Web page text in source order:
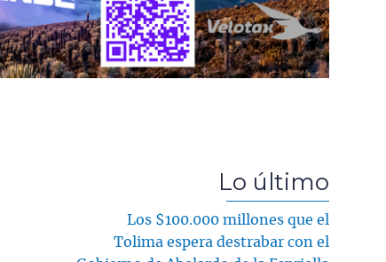
Lo último
Los $100.000 millones que el
Tolima espera destrabar con el